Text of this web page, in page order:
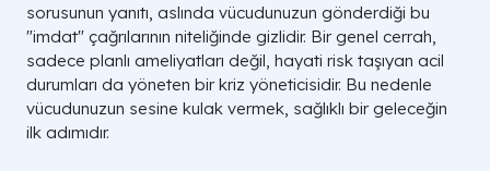
sorusunun yanıtı, aslında vücudunuzun gönderdiği bu
"imdat" çağrılarının niteliğinde gizlidir. Bir genel cerrah,
sadece planlı ameliyatları değil, hayati risk taşıyan acil
durumları da yöneten bir kriz yöneticisidir. Bu nedenle
vücudunuzun sesine kulak vermek, sağlıklı bir geleceğin
ilk adımıdır.